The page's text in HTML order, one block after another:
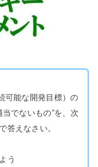
可能な開発目標）の
でないもの”を、次
答えなさい。
う